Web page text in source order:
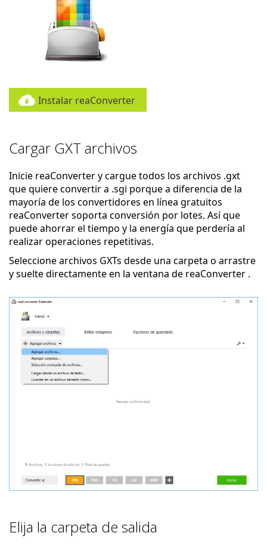
Instalar reaConverter
Cargar GXT archivos
Inicie reaConverter y cargue todos los archivos .gxt
que quiere convertir a .sgi porque a diferencia de la
mayoría de los convertidores en línea gratuitos
reaConverter soporta conversión por lotes. Así que
puede ahorrar el tiempo y la energía que perdería al
realizar operaciones repetitivas.
Seleccione archivos GXTs desde una carpeta o arrastre
y suelte directamente en la ventana de reaConverter .
Elija la carpeta de salida